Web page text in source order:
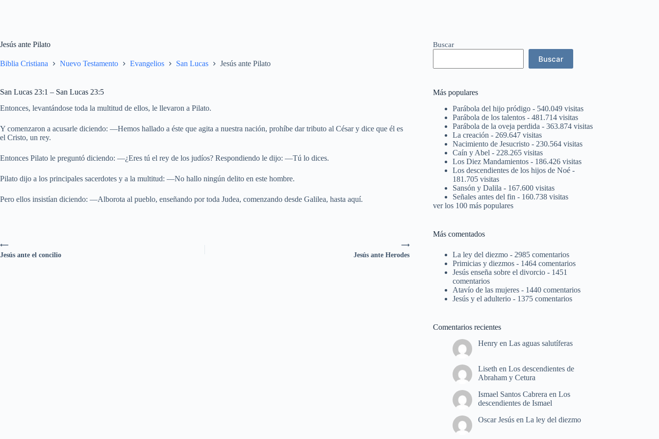
Jesús ante Pilato
Biblia Cristiana Nuevo Testamento Evangelios San Lucas Jesús ante Pilato
San Lucas 23:1 – San Lucas 23:5
Entonces, levantándose toda la multitud de ellos, le llevaron a Pilato.
Y comenzaron a acusarle diciendo: —Hemos hallado a éste que agita a nuestra nación, prohíbe dar tributo al César y dice que él es
el Cristo, un rey.
Entonces Pilato le preguntó diciendo: —¿Eres tú el rey de los judíos? Respondiendo le dijo: —Tú lo dices.
Pilato dijo a los principales sacerdotes y a la multitud: —No hallo ningún delito en este hombre.
Pero ellos insistían diciendo: —Alborota al pueblo, enseñando por toda Judea, comenzando desde Galilea, hasta aquí.
⟶
Jesús ante Herodes
⟵
Jesús ante el concilio
Buscar
Buscar
Más populares
Parábola del hijo pródigo - 540.049 visitas
Parábola de los talentos - 481.714 visitas
Parábola de la oveja perdida - 363.874 visitas
La creación - 269.647 visitas
Nacimiento de Jesucristo - 230.564 visitas
Caín y Abel - 228.265 visitas
Los Diez Mandamientos - 186.426 visitas
Los descendientes de los hijos de Noé -
181.705 visitas
Sansón y Dalila - 167.600 visitas
Señales antes del fin - 160.738 visitas
ver los 100 más populares
Más comentados
La ley del diezmo - 2985 comentarios
Primicias y diezmos - 1464 comentarios
Jesús enseña sobre el divorcio - 1451
comentarios
Atavío de las mujeres - 1440 comentarios
Jesús y el adulterio - 1375 comentarios
Comentarios recientes
Henry enLas aguas salutíferas
Liseth enLos descendientes de
Abraham y Cetura
Ismael Santos Cabrera enLos
descendientes de Ismael
Oscar Jesús enLa ley del diezmo